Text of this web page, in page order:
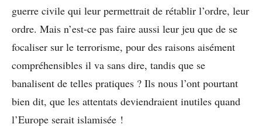
guerre civile qui leur permettrait de rétablir l’ordre, leur
ordre. Mais n’est-ce pas faire aussi leur jeu que de se
focaliser sur le terrorisme, pour des raisons aisément
compréhensibles il va sans dire, tandis que se
banalisent de telles pratiques ? Ils nous l’ont pourtant
bien dit, que les attentats deviendraient inutiles quand
l’Europe serait islamisée !